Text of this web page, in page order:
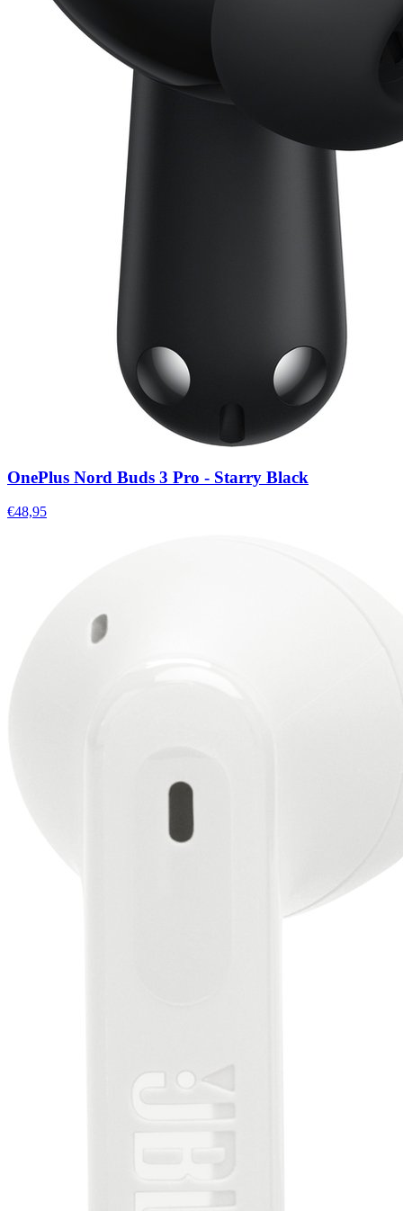
OnePlus Nord Buds 3 Pro - Starry Black
€48,95